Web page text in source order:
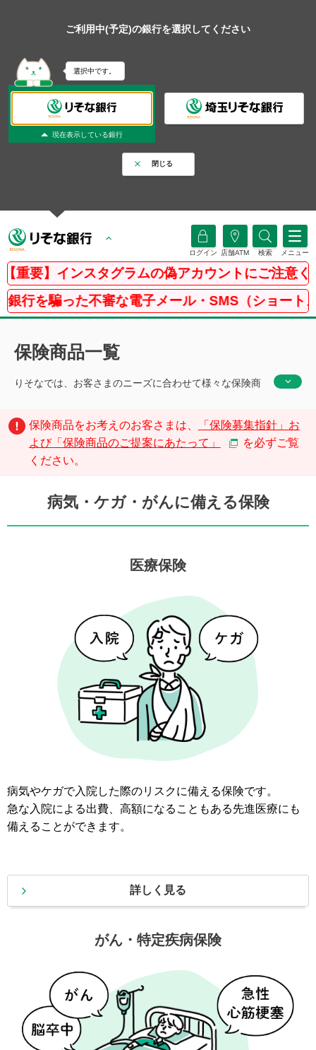
ご利用中(予定)の銀行を選択してください
選択中です。
現在表示している銀行
閉じる
ログイン 店舗ATM 検索 メニュー
】インスタグラムの偽アカウントにご注意くださ
った不審な電子メール・SMS（ショートメッセ
保険商品一覧
りそなでは、お客さまのニーズに合わせて様々な保険商
保険商品をお考えのお客さまは、
「保険募集指針」お
よび「保険商品のご提案にあたって」
を必ずご覧
ください。
病気・ケガ・がんに備える保険
医療保険
病気やケガで入院した際のリスクに備える保険です。
急な入院による出費、高額になることもある先進医療にも
備えることができます。
詳しく見る
がん・特定疾病保険